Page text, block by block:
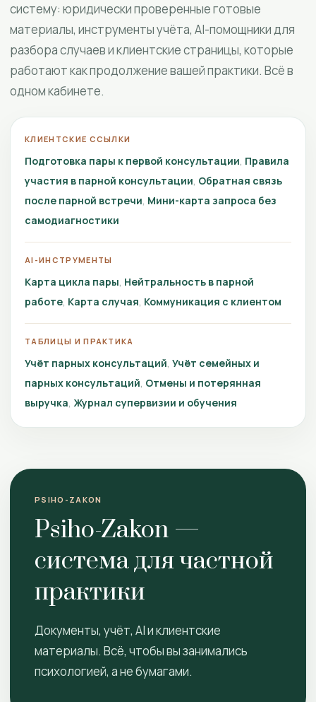
систему: юридически проверенные готовые
материалы, инструменты учёта, AI-помощники для
разбора случаев и клиентские страницы, которые
работают как продолжение вашей практики. Всё в
одном кабинете.
КЛИЕНТСКИЕ ССЫЛКИ
Подготовка пары к первой консультации Правила
участия в парной консультации Обратная связь
после парной встречи Мини-карта запроса без
самодиагностики
AI-ИНСТРУМЕНТЫ
Карта цикла пары Нейтральность в парной
работе Карта случая Коммуникация с клиентом
ТАБЛИЦЫ И ПРАКТИКА
Учёт парных консультаций Учёт семейных и
парных консультаций Отмены и потерянная
выручка Журнал супервизии и обучения
PSIHO-ZAKON
Psiho-Zakon —
система для частной
практики
Документы, учёт, AI и клиентские
материалы. Всё, чтобы вы занимались
психологией, а не бумагами.